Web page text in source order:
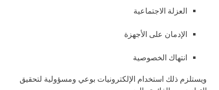
العزلة الاجتماعية
الإدمان على الأجهزة
انتهاك الخصوصية
ويستلزم ذلك استخدام الإلكترونيات بوعي ومسؤولية لتحقيق